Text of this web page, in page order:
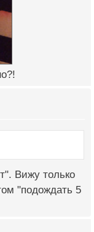
Вижу только
"подождать 5